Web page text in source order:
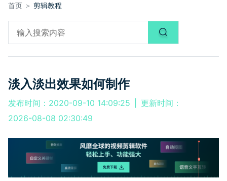
首页 ＞ 剪辑教程
淡入淡出效果如何制作
发布时间：2020-09-10 14:09:25
更新时间：
2026-08-08 02:30:49